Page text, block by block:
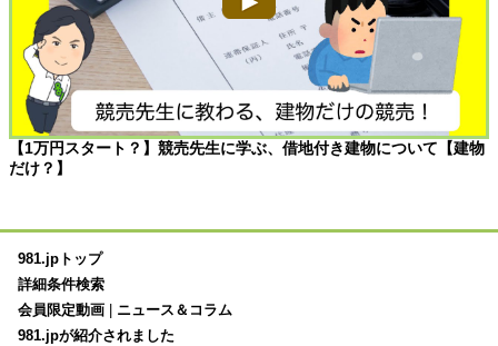
【1万円スタート？】競売先生に学ぶ、借地付き建物について【建物
だけ？】
981.jpトップ
詳細条件検索
会員限定動画
ニュース＆コラム
981.jpが紹介されました